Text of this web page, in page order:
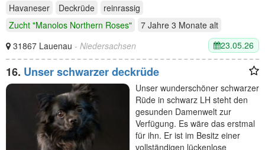
Havaneser Deckrüde
reinrassig
Zucht "Manolos Northern Roses"
7 Jahre 3 Monate alt
31867 Lauenau - Niedersachsen 23.05.26
16. Unser schwarzer deckrüde
Unser wunderschöner schwarzer
Rüde in schwarz LH steht den
gesunden Damenwelt zur
Verfügung. Es wäre das erstmal
für ihn. Er ist im Besitz einer
vollständigen lückenlose